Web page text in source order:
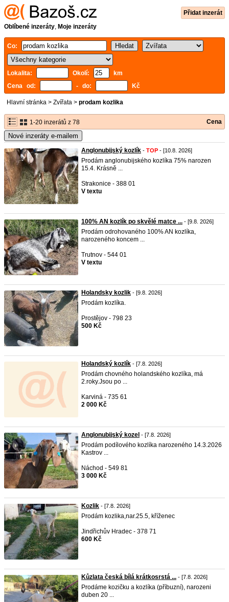
Přidat inzerát
Oblíbené inzeráty, Moje inzeráty
Co:
Lokalita: Okolí:
km
Cena od:
- do: Kč
Hlavní stránka > Zvířata > prodam kozlika
1-20 inzerátů z 78 Cena
Nové inzeráty e-mailem
Anglonubijský kozlík - TOP - [10.8. 2026]
Prodám anglonubijského kozlíka 75% narozen
15.4. Krásně ...
Strakonice - 388 01
V textu
100% AN kozlík po skvělé matce ... - [9.8. 2026]
Prodám odrohovaného 100% AN kozlíka,
narozeného koncem ...
Trutnov - 544 01
V textu
Holandsky kozlik - [9.8. 2026]
Prodám kozlíka.
Prostějov - 798 23
500 Kč
Holandský kozlík - [7.8. 2026]
Prodám chovného holandského kozlíka, má
2.roky.Jsou po ...
Karviná - 735 61
2 000 Kč
Anglonubijský kozel - [7.8. 2026]
Prodám podílového kozlíka narozeného 14.3.2026
Kastrov ...
Náchod - 549 81
3 000 Kč
Kozlik - [7.8. 2026]
Prodám kozlika,nar.25.5, kříženec
Jindřichův Hradec - 378 71
600 Kč
Kůzlata česká bílá krátkosrstá ... - [7.8. 2026]
Prodáme kozičku a kozlíka (příbuzní), narozeni
duben 20 ...